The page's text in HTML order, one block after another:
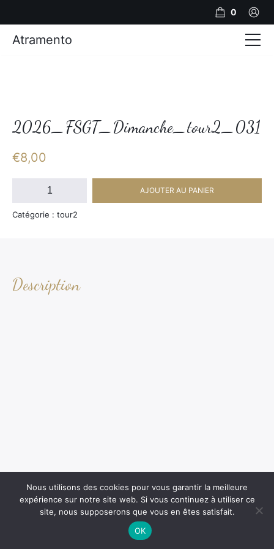
2026_FSGT_Dimanche_tour2_031
€8,00
quantité
2026_FSGT_Dimanche_tour2_031
AJOUTER AU PANIER
Catégorie : tour2
Description
0
Atramento
Photos
Nous utilisons des cookies pour vous garantir la meilleure
expérience sur notre site web. Si vous continuez à utiliser ce
site, nous supposerons que vous en êtes satisfait.
OK